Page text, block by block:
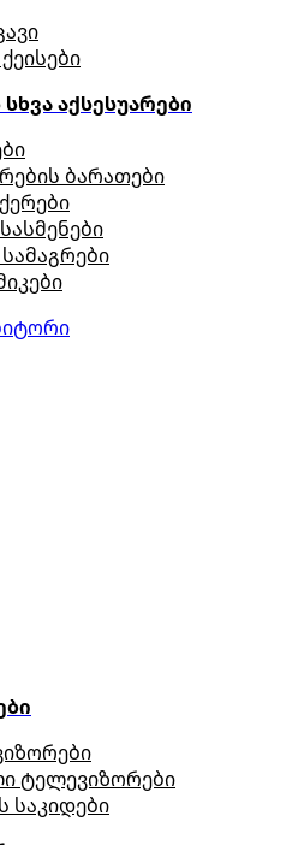
აქსესუარები
ბარათები
ტელევიზორები
საკიდები